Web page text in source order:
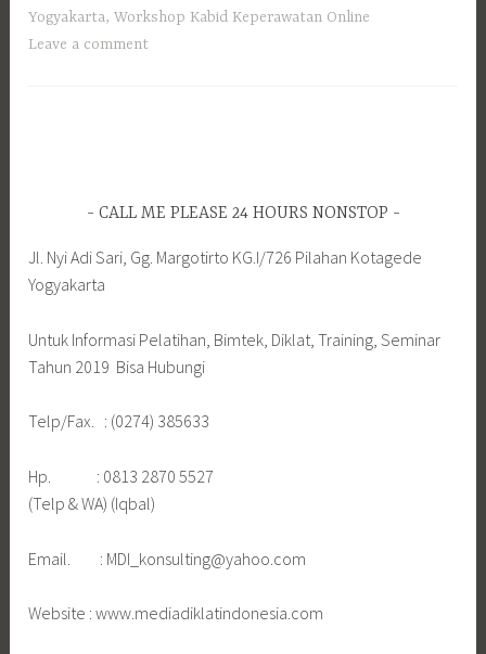
Yogyakarta,Workshop Kabid Keperawatan Online
Leave a comment
CALL ME PLEASE 24 HOURS NONSTOP
Jl. Nyi Adi Sari, Gg. Margotirto KG.I/726 Pilahan Kotagede
Yogyakarta
Untuk Informasi Pelatihan, Bimtek, Diklat, Training, Seminar
Tahun 2019 Bisa Hubungi
Telp/Fax. : (0274) 385633
Hp. : 0813 2870 5527
(Telp & WA) (Iqbal)
Email. : MDI_konsulting@yahoo.com
Website : www.mediadiklatindonesia.com